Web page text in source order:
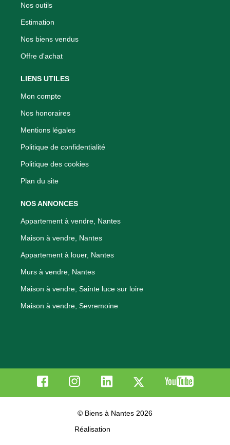
Nos outils
Estimation
Nos biens vendus
Offre d'achat
LIENS UTILES
Mon compte
Nos honoraires
Mentions légales
Politique de confidentialité
Politique des cookies
Plan du site
NOS ANNONCES
Appartement à vendre, Nantes
Maison à vendre, Nantes
Appartement à louer, Nantes
Murs à vendre, Nantes
Maison à vendre, Sainte luce sur loire
Maison à vendre, Sevremoine
© Biens à Nantes 2026
Réalisation